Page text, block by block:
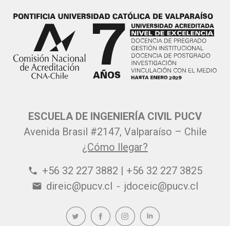
ESCUELA DE INGENIERÍA CIVIL PUCV
Avenida Brasil #2147, Valparaíso – Chile
¿Cómo llegar?
phone +56 32 227 3882 | +56 32 227 3825
email direic@pucv.cl - jdoceic@pucv.cl